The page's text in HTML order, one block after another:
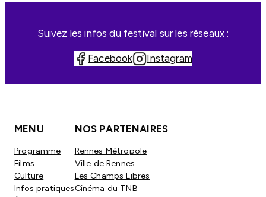
Suivez les infos du festival sur les réseaux :
Facebook Instagram
MENU
Programme
Films
Culture
Infos pratiques
NOS PARTENAIRES
Rennes Métropole
Ville de Rennes
Les Champs Libres
Cinéma du TNB